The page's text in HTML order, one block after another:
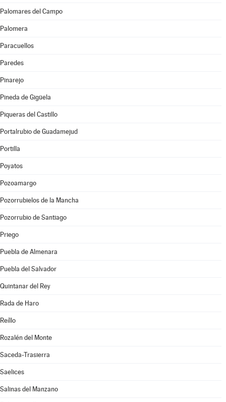
Palomares del Campo
Palomera
Paracuellos
Paredes
Pinarejo
Pineda de Gigüela
Piqueras del Castillo
Portalrubio de Guadamejud
Portilla
Poyatos
Pozoamargo
Pozorrubielos de la Mancha
Pozorrubio de Santiago
Priego
Puebla de Almenara
Puebla del Salvador
Quintanar del Rey
Rada de Haro
Reíllo
Rozalén del Monte
Saceda-Trasierra
Saelices
Salinas del Manzano